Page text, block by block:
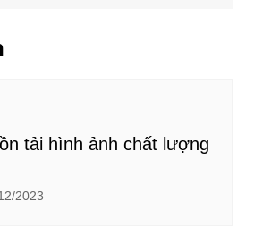
tải hình ảnh chất lượng
2023